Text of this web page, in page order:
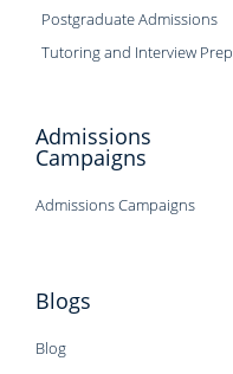
Postgraduate Admissions
Tutoring and Interview Prep
Admissions
Campaigns
Admissions Campaigns
Blogs
Blog